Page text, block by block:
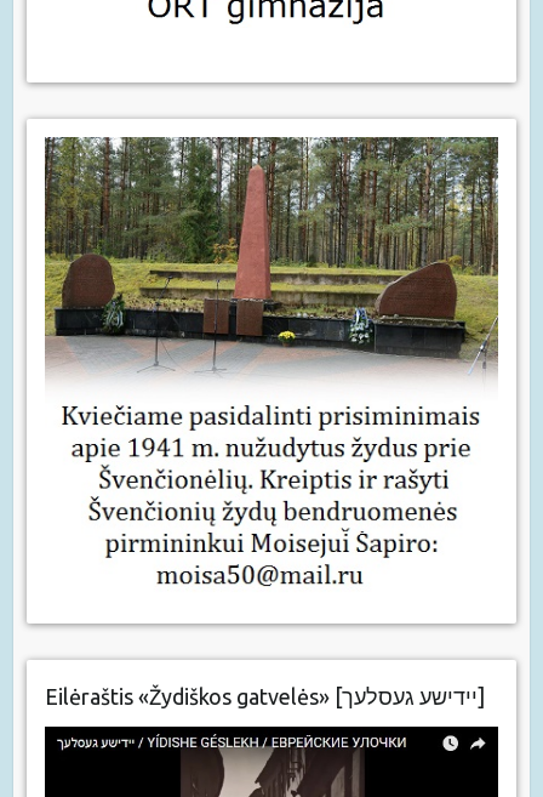
Eilėraštis «Žydiškos gatvelės» [יידישע געסלעך]